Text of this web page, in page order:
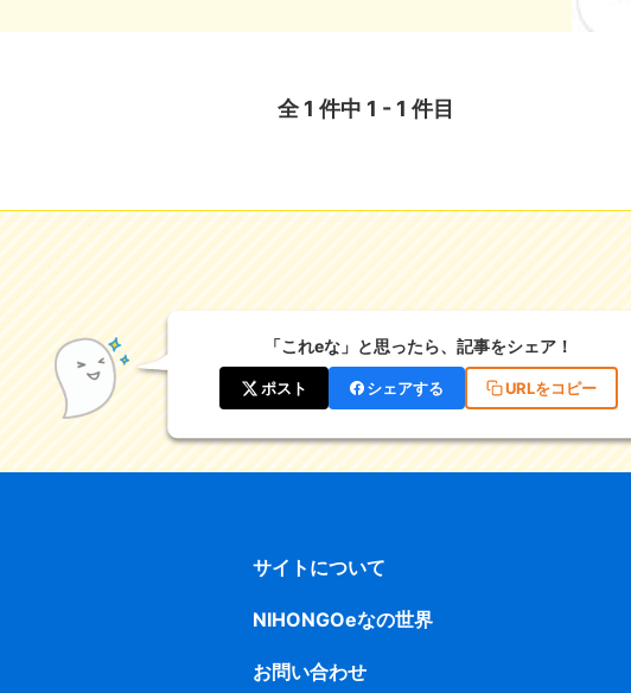
全 1 件中 1 - 1 件目
「これeな」と思ったら、記事をシェア！
ポスト シェアする URLをコピー
サイトについて
NIHONGOeなの世界
お問い合わせ